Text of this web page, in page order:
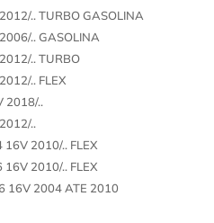
.. TURBO GASOLINA
.. GASOLINA
.. TURBO
.. FLEX
2018/..
..
16V 2010/.. FLEX
16V 2010/.. FLEX
16V 2004 ATE 2010